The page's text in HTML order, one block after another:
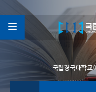
4
국립경국대학교